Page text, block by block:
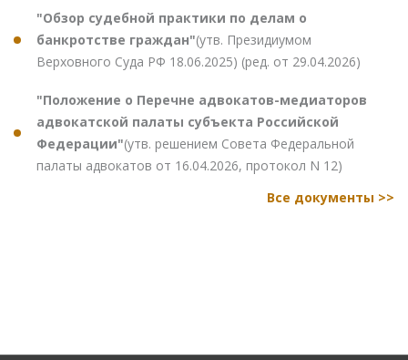
"Обзор судебной практики по делам о
банкротстве граждан"(утв. Президиумом
Верховного Суда РФ 18.06.2025) (ред. от 29.04.2026)
"Положение о Перечне адвокатов-медиаторов
адвокатской палаты субъекта Российской
Федерации"(утв. решением Совета Федеральной
палаты адвокатов от 16.04.2026, протокол N 12)
Все документы >>